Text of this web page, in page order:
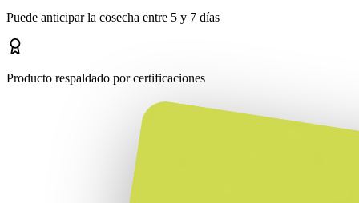
Puede anticipar la cosecha entre 5 y 7 días
Producto respaldado por certificaciones